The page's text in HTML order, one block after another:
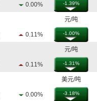
0.00% -1.39%
元/吨
0.11% -1.00%
元/吨
0.11% -1.31%
美元/吨
0.00% -3.18%